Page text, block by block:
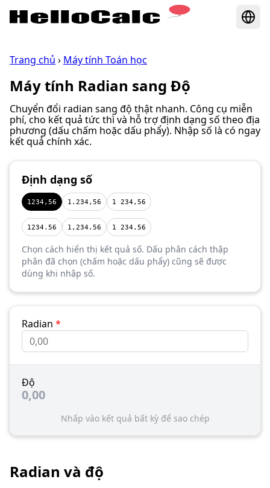
Trang chủ › Máy tính Toán học
Máy tính Radian sang Độ
Chuyển đổi radian sang độ thật nhanh. Công cụ miễn
phí, cho kết quả tức thì và hỗ trợ định dạng số theo địa
phương (dấu chấm hoặc dấu phẩy). Nhập số là có ngay
kết quả chính xác.
Định dạng số
1234,56 1.234,56 1 234,56
1234.56 1,234.56 1 234.56
Chọn cách hiển thị kết quả số. Dấu phân cách thập
phân đã chọn (chấm hoặc dấu phẩy) cũng sẽ được
dùng khi nhập số.
Radian *
Độ
0,00
Nhấp vào kết quả bất kỳ để sao chép
Radian và độ